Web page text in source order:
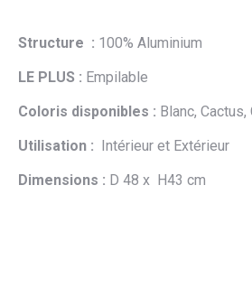
Structure : 100% Aluminium
LE PLUS : Empilable
Coloris disponibles : Blanc, Cactus,
Utilisation : Intérieur et Extérieur
Dimensions : D 48 x H43 cm